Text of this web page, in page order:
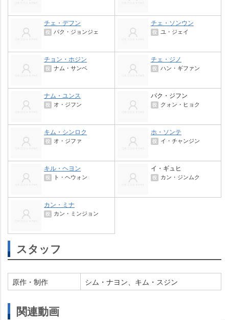
チェ・デフン
役 パク・ジョンジェ
チェ・ソンウン
役 ユ・ジェイ
チョン・ホジン
役 ナム・サンベ
チェ・ジノ
役 ハン・ギファン
ナム・ユンス
役 オ・ジフン
パク・ジフン
役 クォン・ヒョク
キム・シンロク
役 オ・ジファ
ホ・ソンテ
役 イ・チャンジン
キル・ヘヨン
役 ト・ヘウォン
イ・ギュヒ
役 カン・ジンムク
カン・ミナ
役 カン・ミンジョン
スタッフ
原作・制作 シム・ナヨン、キム・スジン
関連動画